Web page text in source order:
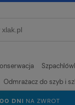
Odmrażacz do szyb i
DNI NA ZWROT